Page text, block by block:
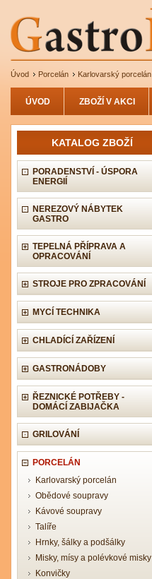
Úvod Porcelán Karlovarský porcelán
ÚVOD ZBOŽÍ V AKCI
KATALOG ZBOŽÍ
PORADENSTVÍ - ÚSPORA
ENERGIÍ
NEREZOVÝ NÁBYTEK
GASTRO
TEPELNÁ PŘÍPRAVA A
OPRACOVÁNÍ
STROJE PRO ZPRACOVÁNÍ
MYCÍ TECHNIKA
CHLADÍCÍ ZAŘÍZENÍ
GASTRONÁDOBY
ŘEZNICKÉ POTŘEBY -
DOMÁCÍ ZABIJAČKA
GRILOVÁNÍ
PORCELÁN
Karlovarský porcelán
Obědové soupravy
Kávové soupravy
Talíře
Hrnky, šálky a podšálky
Misky, mísy a polévkové misky
Konvičky